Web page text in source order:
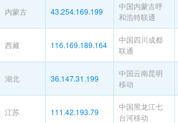
内蒙古 43.254.169.199
中国内蒙古呼
和浩特联通
西藏 116.169.189.164
中国四川成都
联通
湖北 36.147.31.199
中国云南昆明
移动
江苏 111.42.193.79
中国黑龙江七
台河移动